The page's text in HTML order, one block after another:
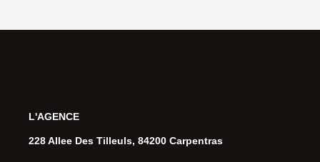
L'AGENCE
228 Allee Des Tilleuls, 84200 Carpentras